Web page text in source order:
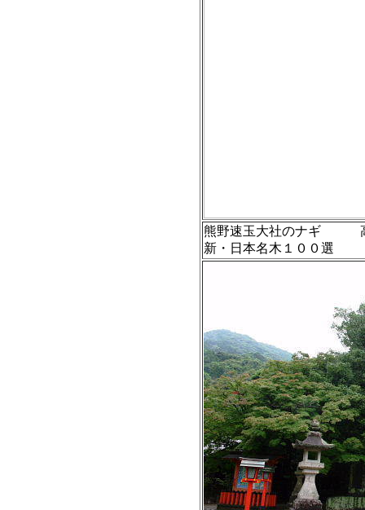
熊野速玉大社のナギ 高さ
新・日本名木１００